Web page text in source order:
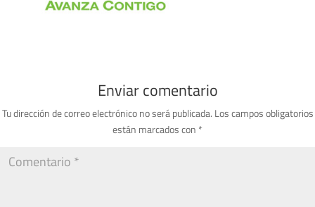
Enviar comentario
Tu dirección de correo electrónico no será publicada. Los campos obligatorios
están marcados con *